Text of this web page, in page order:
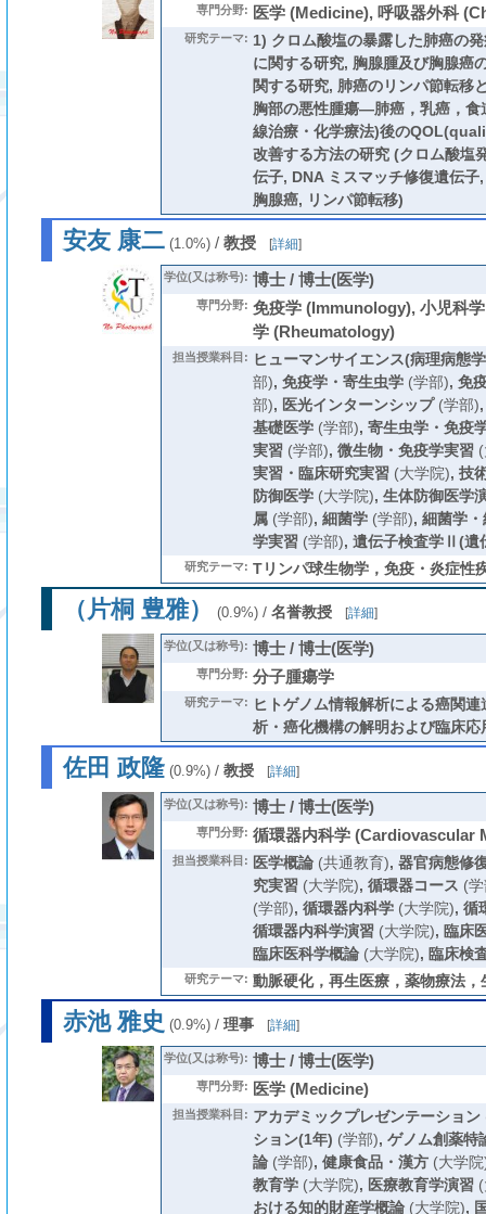
専門分野: 医学 (Medicine), 呼吸器外科
研究テーマ: 1) クロム酸塩の暴露した肺癌の
に関する研究, 胸腺腫及び胸腺癌
関する研究, 肺癌のリンパ節転移
胸部の悪性腫瘍―肺癌，乳癌，食
線治療・化学療法)後の
改善する方法の研究 (クロム酸塩
伝子, DNA ミスマッチ修復遺伝
胸腺癌, リンパ節転移)
安友 康二(1.0%)/ 教授 [詳細]
学位(又は称号): 博士 / 博士(医学)
専門分野: 免疫学 (Immunology), 小児科
学 (Rheumatology)
担当授業科目:
ヒューマンサイエンス(病理病態
部), 免疫学・寄生虫学(学部), 免
部), 医光インターンシップ(学部)
基礎医学(学部), 寄生虫学・免疫
実習(学部), 微生物・免疫学実習(
実習・臨床研究実習(大学院), 技
防御医学(大学院), 生体防御医学
属(学部), 細菌学(学部), 細菌学
学実習(学部), 遺伝子検査学Ⅱ(遺
研究テーマ: Tリンパ球生物学，免疫・炎症性
（片桐 豊雅） (0.9%)/ 名誉教授 [詳細]
学位(又は称号): 博士 / 博士(医学)
専門分野: 分子腫瘍学
研究テーマ:
ヒトゲノム情報解析による癌関
析・癌化機構の解明および臨床応
佐田 政隆(0.9%)/ 教授 [詳細]
学位(又は称号): 博士 / 博士(医学)
専門分野: 循環器内科学 (Cardiovascular
担当授業科目: 医学概論(共通教育), 器官病態修
究実習(大学院), 循環器コース (
(学部), 循環器内科学(大学院), 循
循環器内科学演習(大学院), 臨床
臨床医科学概論(大学院), 臨床検
研究テーマ: 動脈硬化，再生医療，薬物療法
赤池 雅史 (0.9%)/ 理事 [詳細]
学位(又は称号): 博士 / 博士(医学)
専門分野: 医学 (Medicine)
担当授業科目: アカデミックプレゼンテーション
ション(1年) (学部), ゲノム創薬特
論(学部), 健康食品・漢方(大学院
教育学(大学院), 医療教育学演習(
おける知的財産学概論(大学院),